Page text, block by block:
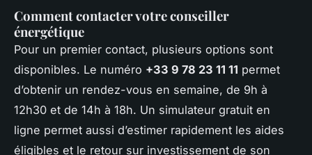
Comment contacter votre conseiller
énergétique
Pour un premier contact, plusieurs options sont
disponibles. Le numéro +33 9 78 23 11 11 permet
d’obtenir un rendez-vous en semaine, de 9h à
12h30 et de 14h à 18h. Un simulateur gratuit en
ligne permet aussi d’estimer rapidement les aides
éligibles et le retour sur investissement de son